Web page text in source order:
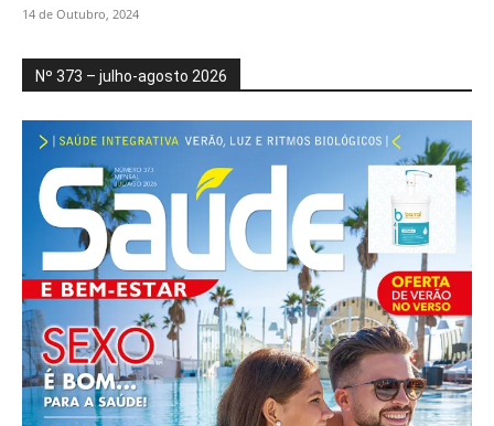
14 de Outubro, 2024
Nº 373 – julho-agosto 2026